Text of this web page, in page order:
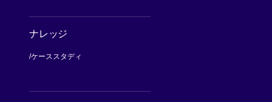
ナレッジ
ケーススタディ